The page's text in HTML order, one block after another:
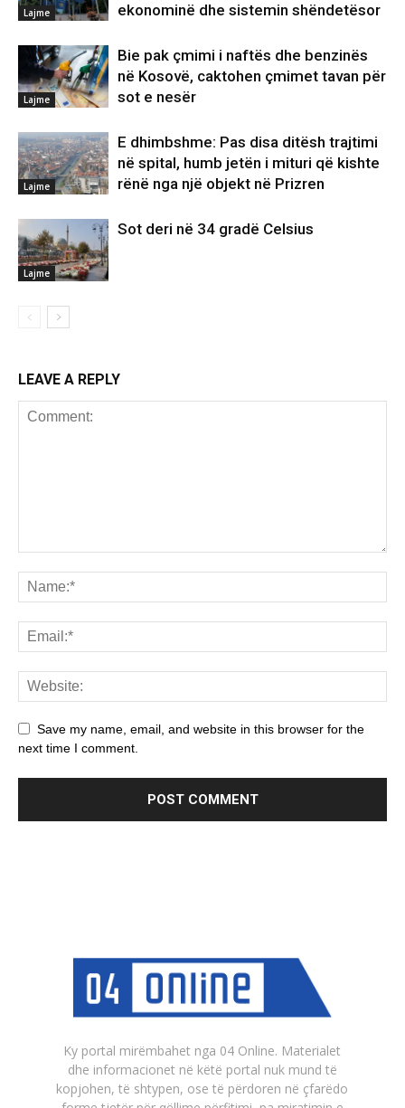
Lajme
ekonominë dhe sistemin shëndetësor
Lajme
Bie pak çmimi i naftës dhe benzinës
në Kosovë, caktohen çmimet tavan për
sot e nesër
Lajme
E dhimbshme: Pas disa ditësh trajtimi
në spital, humb jetën i mituri që kishte
rënë nga një objekt në Prizren
Lajme
Sot deri në 34 gradë Celsius
LEAVE A REPLY
Save my name, email, and website in this browser for the
next time I comment.
Ky portal mirëmbahet nga 04 Online. Materialet
dhe informacionet në këtë portal nuk mund të
kopjohen, të shtypen, ose të përdoren në çfarëdo